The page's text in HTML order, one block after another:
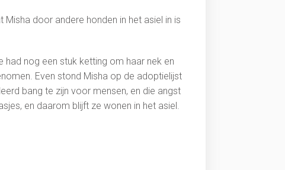
door andere honden in het asiel in is
had nog een stuk ketting om haar nek en
Even stond Misha op de adoptielijst
bang te zijn voor mensen, en die angst
en daarom blijft ze wonen in het asiel.